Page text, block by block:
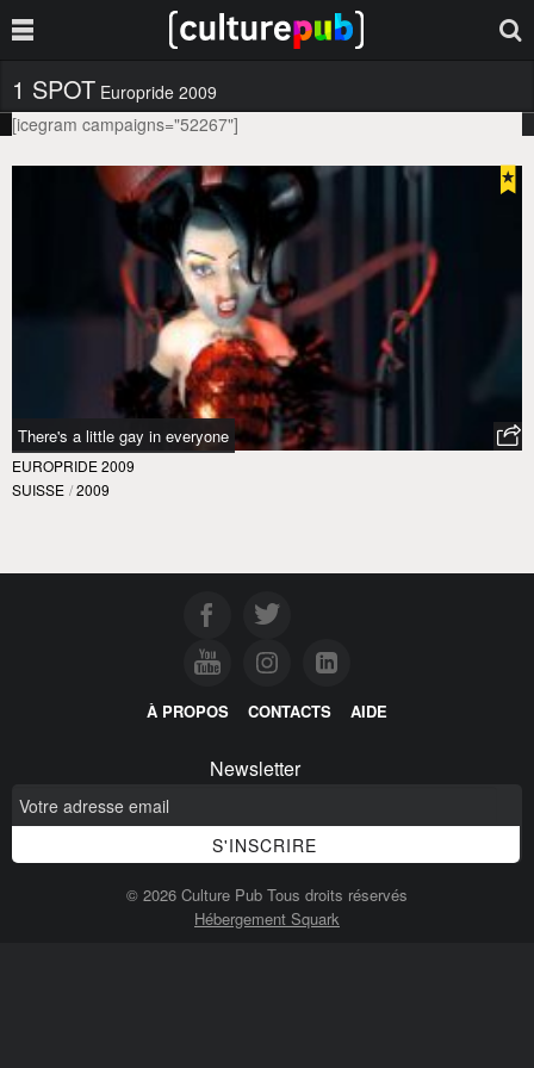
1 SPOT Europride 2009
[icegram campaigns="52267"]
There's a little gay in everyone
EUROPRIDE 2009
SUISSE / 2009
À PROPOS CONTACTS AIDE
Newsletter
© 2026 Culture Pub Tous droits réservés
Hébergement Squark